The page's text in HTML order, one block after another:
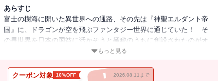
あらすじ
富士の樹海に開いた異世界への通路、その先は『神聖エルダント帝
国』に、ドラゴンが空を飛ぶファンタジー世界に通じていた！ そ
の異世界を日本の国益に活かそうと極秘のうちに創設されたのがオ
タク文化専門交易会社『アミュテック』。それなのに、その秘密が
慎一が考えついたオタク的解決法、超絶コスプレ大会が始まる事に
もっと見る
クーポン対象 10%OFF 2026.08.11まで